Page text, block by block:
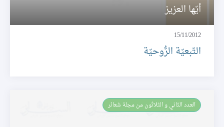
أيّها العزيز
15/11/2012
التّبعيّة الرُّوحيّة
العـدد الثاني و الثلاثون من مجلة شعائر